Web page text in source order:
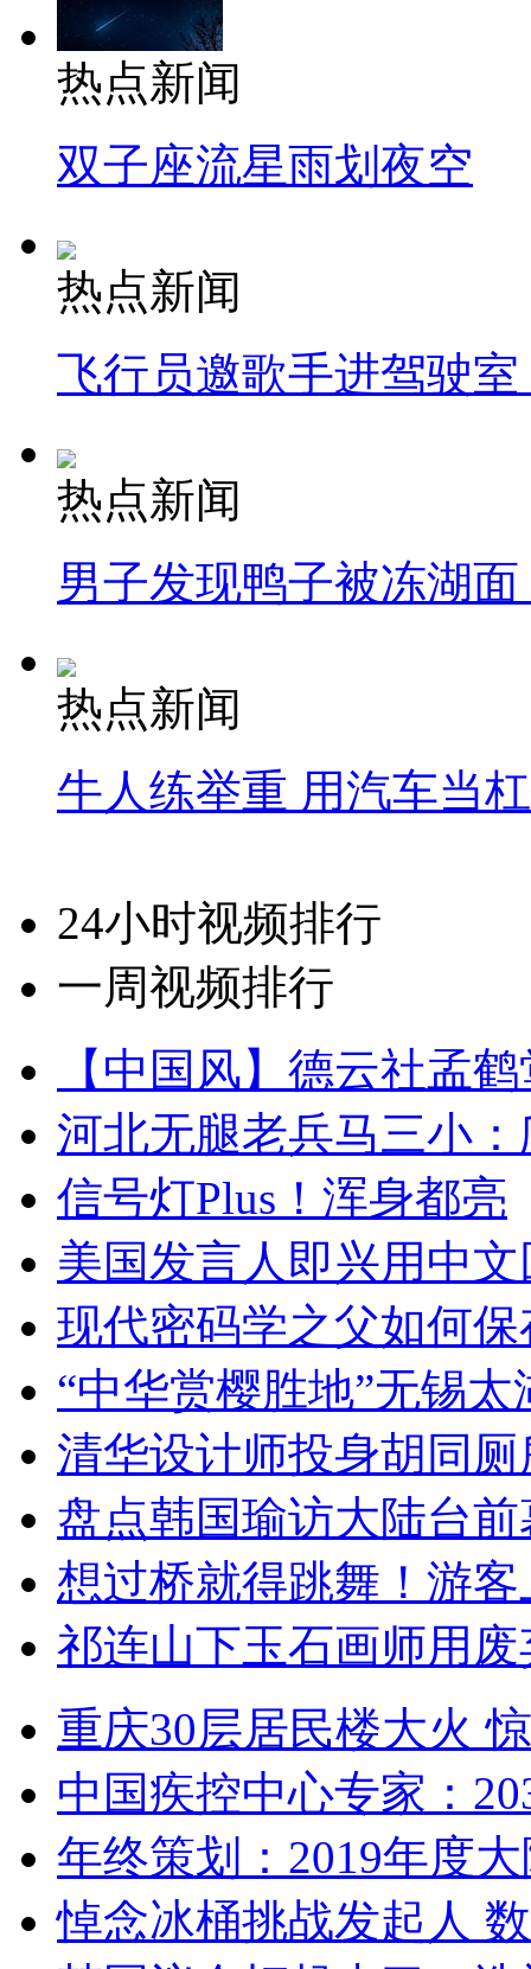
热点新闻
双子座流星雨划夜空
热点新闻
飞行员邀歌手进驾驶
热点新闻
男子发现鸭子被冻湖
热点新闻
牛人练举重 用汽车当
24小时视频排行
一周视频排行
【中国风】德云社孟
河北无腿老兵马三小
信号灯Plus！浑身都亮
美国发言人即兴用中
现代密码学之父如何
“中华赏樱胜地”无锡
清华设计师投身胡同
盘点韩国瑜访大陆台
想过桥就得跳舞！游客
祁连山下玉石画师用
重庆30层居民楼大火
中国疾控中心专家：
年终策划：2019年度
悼念冰桶挑战发起人